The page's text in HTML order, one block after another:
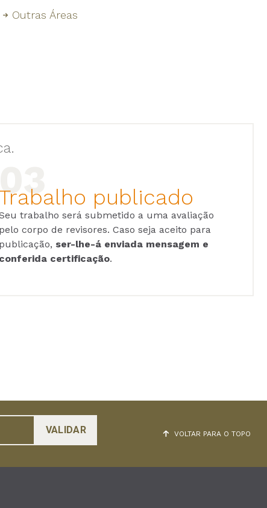
Outras Áreas
publicado
trabalho será submetido a uma avaliação
pelo corpo de revisores. Caso seja aceito para
publicação, ser-lhe-á enviada mensagem e
conferida certificação.
VOLTAR PARA O TOPO